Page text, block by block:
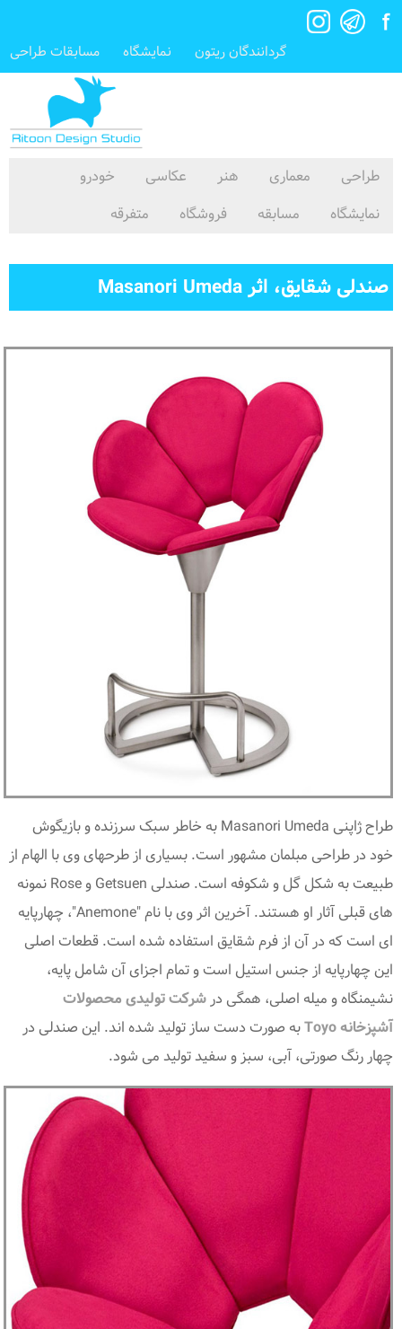
گردانندگان ریتون نمایشگاه مسابقات طراحی
طراحی معماری هنر عکاسی
خودرو
نمایشگاه
مسابقه فروشگاه متفرقه
صندلی شقایق، اثر Masanori Umeda
طراح ژاپنی Masanori Umeda به خاطر سبک سرزنده و بازیگوش
خود در طراحی مبلمان مشهور است. بسیاری از طرحهای وی با الهام از
طبیعت به شکل گل و شکوفه است. صندلی Getsuen و Rose نمونه
های قبلی آثار او هستند. آخرین اثر وی با نام "Anemone"، چهارپایه
ای است که در آن از فرم شقایق استفاده شده است. قطعات اصلی
این چهارپایه از جنس استیل است و تمام اجزای آن شامل پایه،
نشیمنگاه و میله اصلی، همگی درشرکت تولیدی محصولات
آشپزخانه Toyo
به صورت دست ساز تولید شده اند. این صندلی در
چهار رنگ صورتی، آبی، سبز و سفید تولید می شود.